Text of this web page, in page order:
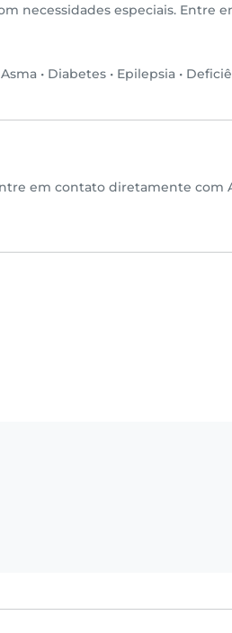
necessidades especiais. Entre
Asma • Diabetes • Epilepsia •
em contato diretamente com